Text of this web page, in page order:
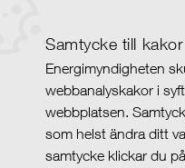
Samtycke till kakor
Energimyndigheten
webbanalyskakor i
webbplatsen.
som helst ändra ditt
samtycke klickar du